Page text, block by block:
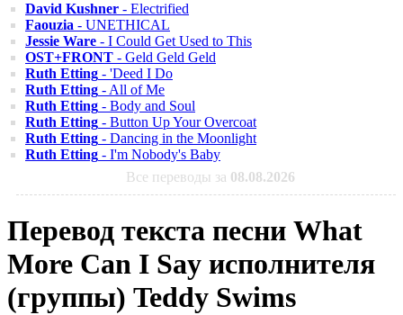
David Kushner - Electrified
Faouzia - UNETHICAL
Jessie Ware - I Could Get Used to This
OST+FRONT - Geld Geld Geld
Ruth Etting - 'Deed I Do
Ruth Etting - All of Me
Ruth Etting - Body and Soul
Ruth Etting - Button Up Your Overcoat
Ruth Etting - Dancing in the Moonlight
Ruth Etting - I'm Nobody's Baby
Все переводы за 08.08.2026
Перевод текста песни What
More Can I Say исполнителя
(группы) Teddy Swims